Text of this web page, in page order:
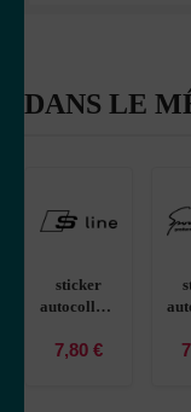
DANS LE
sticker
autocollant
XTOWO
7,80 €